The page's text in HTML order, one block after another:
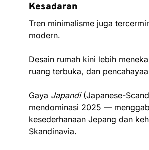
Kesadaran
Tren minimalisme juga
modern.
Desain rumah kini lebih
ruang terbuka, dan
Gaya Japandi(Japanese-
mendominasi 2025 —
kesederhanaan Jepang dan
Skandinavia.